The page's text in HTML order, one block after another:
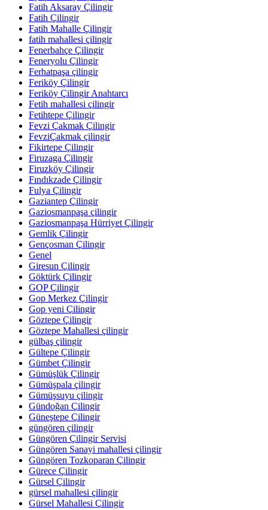
Fatih Aksaray Çilingir
Fatih Çilingir
Fatih Mahalle Çilingir
fatih mahallesi çilingir
Fenerbahçe Çilingir
Feneryolu Çilingir
Ferhatpaşa çilingir
Feriköy Çilingir
Feriköy Çilingir Anahtarcı
Fetih mahallesi çilingir
Fetihtepe Çilingir
Fevzi Çakmak Çilingir
FevziÇakmak çilingir
Fikirtepe Çilingir
Firuzaga Çilingir
Firuzköy Çilingir
Fındıkzade Çilingir
Fulya Çilingir
Gaziantep Çilingir
Gaziosmanpaşa çilingir
Gaziosmanpaşa Hürriyet Çilingir
Gemlik Çilingir
Gençosman Çilingir
Genel
Giresun Çilingir
Göktürk Çilingir
GOP Çilingir
Gop Merkez Çilingir
Gop yeni Çilingir
Göztepe Çilingir
Göztepe Mahallesi çilingir
gülbaş çilingir
Gültepe Çilingir
Gümbet Çilingir
Gümüşlük Çilingir
Gümüşpala çilingir
Gümüşsuyu çilingir
Gündoğan Çilingir
Güneştepe Çilingir
güngören çilingir
Güngören Çilingir Servisi
Güngören Sanayi mahallesi çilingir
Güngören Tozkoparan Çilingir
Gürece Çilingir
Gürsel Çilingir
gürsel mahallesi çilingir
Gürsel Mahallesi Çilingir